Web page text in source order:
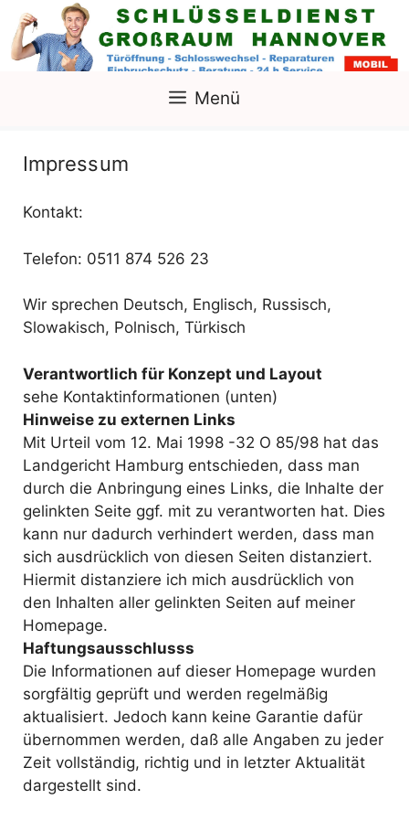
Zum
Inhalt
springen
Menü
Impressum
Kontakt:
Telefon: 0511 874 526 23
Wir sprechen Deutsch, Englisch, Russisch,
Slowakisch, Polnisch, Türkisch
Verantwortlich für Konzept und Layout
sehe Kontaktinformationen (unten)
Hinweise zu externen Links
Mit Urteil vom 12. Mai 1998 -32 O 85/98 hat das
Landgericht Hamburg entschieden, dass man
durch die Anbringung eines Links, die Inhalte der
gelinkten Seite ggf. mit zu verantworten hat. Dies
kann nur dadurch verhindert werden, dass man
sich ausdrücklich von diesen Seiten distanziert.
Hiermit distanziere ich mich ausdrücklich von
den Inhalten aller gelinkten Seiten auf meiner
Homepage.
Haftungsausschlusss
Die Informationen auf dieser Homepage wurden
sorgfältig geprüft und werden regelmäßig
aktualisiert. Jedoch kann keine Garantie dafür
übernommen werden, daß alle Angaben zu jeder
Zeit vollständig, richtig und in letzter Aktualität
dargestellt sind.